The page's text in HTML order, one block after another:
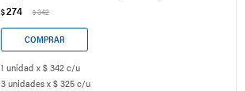
$274 $342
1 unidad x $ 342 c/u
3 unidades x $ 325 c/u